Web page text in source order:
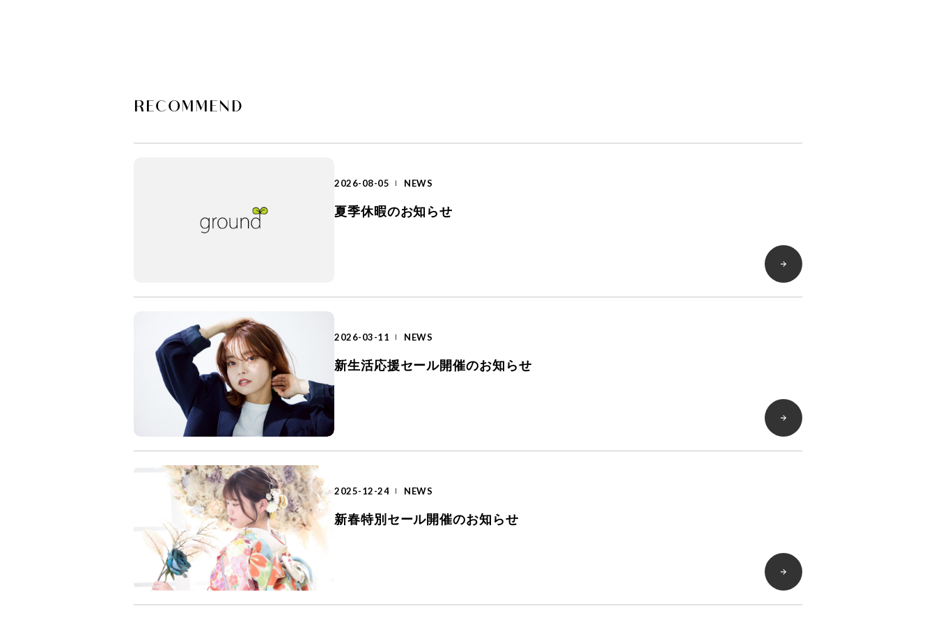
RECOMMEND
2026-08-05 NEWS
夏季休暇のお知らせ
2026-03-11 NEWS
新生活応援セール開催のお知らせ
2025-12-24 NEWS
新春特別セール開催のお知らせ